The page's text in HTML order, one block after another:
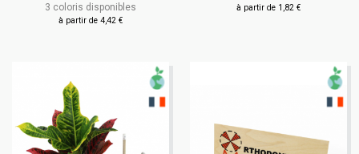
3 coloris disponibles
à partir de 4,42 €
à partir de 1,82 €